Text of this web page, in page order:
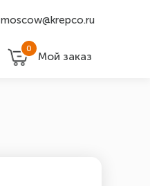
moscow@krepco.ru
0
Мой заказ